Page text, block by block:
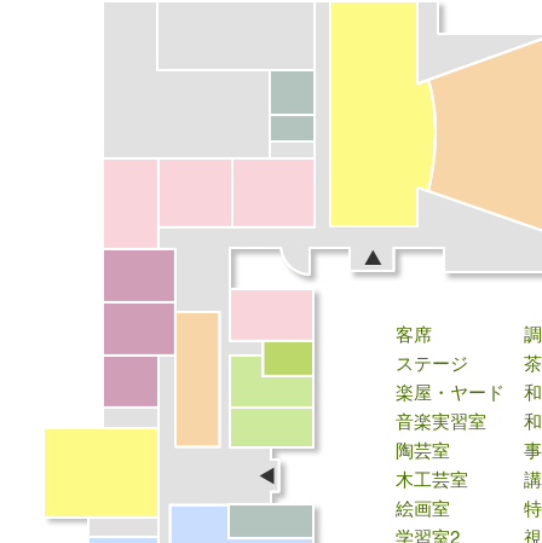
客席
ステージ
楽屋・ヤード
音楽実習室
陶芸室
木工芸室
絵画室
学習室2